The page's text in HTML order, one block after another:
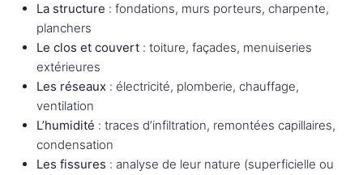
La structure : fondations, murs porteurs, charpente,
planchers
Le clos et couvert : toiture, façades, menuiseries
extérieures
Les réseaux : électricité, plomberie, chauffage,
ventilation
L’humidité : traces d’infiltration, remontées capillaires,
condensation
Les fissures : analyse de leur nature (superficielle ou